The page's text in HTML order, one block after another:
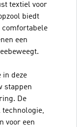
textiel voor
biedt
comfortabele
een
in deze
stappen
De
technologie,
voor een